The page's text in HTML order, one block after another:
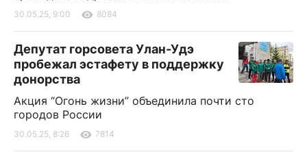
30.05.25, 9:00 8084
Депутат горсовета Улан-Удэ
пробежал эстафету в поддержку
донорства
Акция “Огонь жизни” объединила почти сто
городов России
30.05.25, 8:26 7814